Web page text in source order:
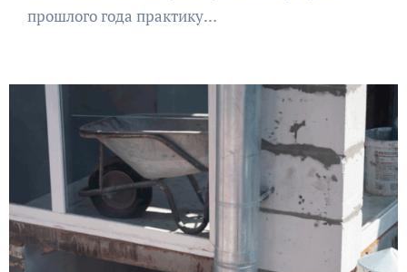
прошлого года практику…